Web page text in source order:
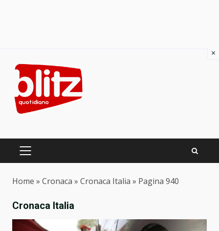
content
PRIMARY
Home » Cronaca » Cronaca Italia » Pagina 940
Cronaca Italia
×